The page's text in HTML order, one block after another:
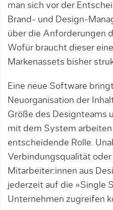
man sich vor der
Brand- und Design-
über die Anforderungen
Wof­ür braucht dieser
Markenassets bisher
Eine neue Software
Neuorganisation der
Größe des Designteams
mit dem System
entscheidende Rolle.
Verbindungsqualität
Mitarbeiter:innen aus
jederzeit auf die »Single
Unternehmen zugreifen